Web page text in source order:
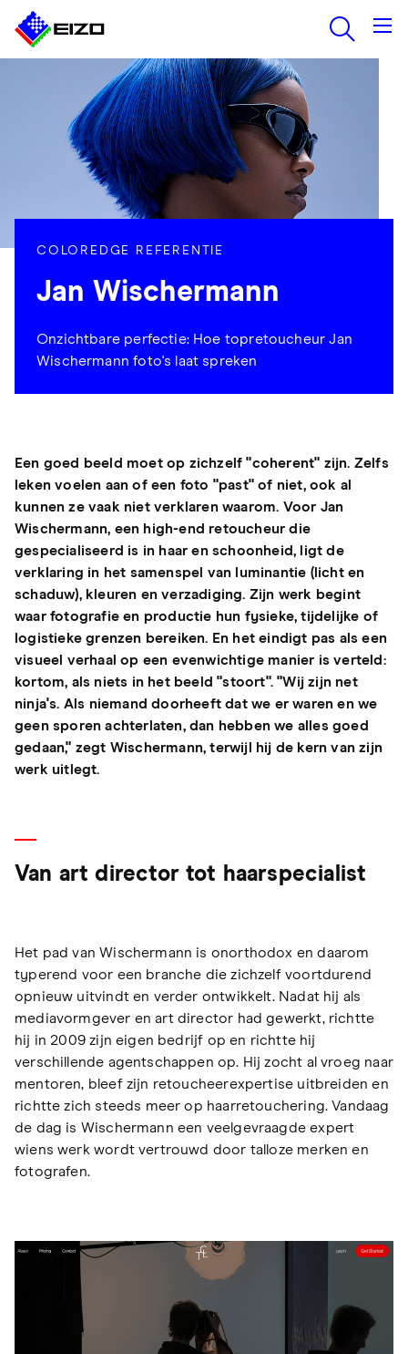
COLOREDGE REFERENTIE
Jan Wischermann
Onzichtbare perfectie: Hoe topretoucheur Jan
Wischermann foto's laat spreken
Een goed beeld moet op zichzelf "coherent" zijn. Zelfs
leken voelen aan of een foto "past" of niet, ook al
kunnen ze vaak niet verklaren waarom. Voor Jan
Wischermann, een high-end retoucheur die
gespecialiseerd is in haar en schoonheid, ligt de
verklaring in het samenspel van luminantie (licht en
schaduw), kleuren en verzadiging. Zijn werk begint
waar fotografie en productie hun fysieke, tijdelijke of
logistieke grenzen bereiken. En het eindigt pas als een
visueel verhaal op een evenwichtige manier is verteld:
kortom, als niets in het beeld "stoort". "Wij zijn net
ninja's. Als niemand doorheeft dat we er waren en we
geen sporen achterlaten, dan hebben we alles goed
gedaan," zegt Wischermann, terwijl hij de kern van zijn
werk uitlegt.
Van art director tot haarspecialist
Het pad van Wischermann is onorthodox en daarom
typerend voor een branche die zichzelf voortdurend
opnieuw uitvindt en verder ontwikkelt. Nadat hij als
mediavormgever en art director had gewerkt, richtte
hij in 2009 zijn eigen bedrijf op en richtte hij
verschillende agentschappen op. Hij zocht al vroeg naar
mentoren, bleef zijn retoucheerexpertise uitbreiden en
richtte zich steeds meer op haarretouchering. Vandaag
de dag is Wischermann een veelgevraagde expert
wiens werk wordt vertrouwd door talloze merken en
fotografen.